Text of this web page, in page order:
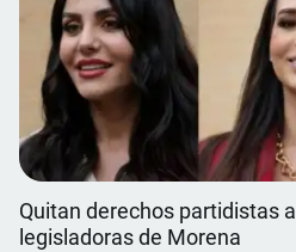
Quitan derechos partidistas a
legisladoras de Morena